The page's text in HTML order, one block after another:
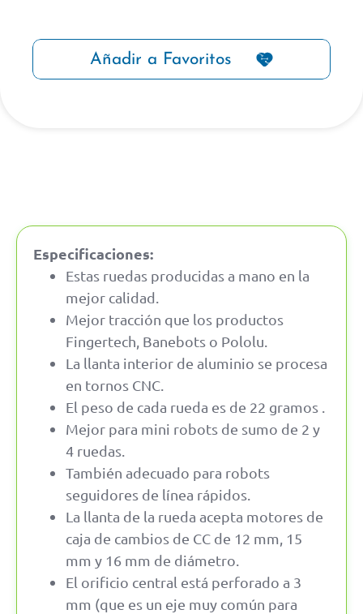
Añadir a Favoritos
Especificaciones:
Estas ruedas producidas a mano en la
mejor calidad.
Mejor tracción que los productos
Fingertech, Banebots o Pololu.
La llanta interior de aluminio se procesa
en tornos CNC.
El peso de cada rueda es de 22 gramos .
Mejor para mini robots de sumo de 2 y
4 ruedas.
También adecuado para robots
seguidores de línea rápidos.
La llanta de la rueda acepta motores de
caja de cambios de CC de 12 mm, 15
mm y 16 mm de diámetro.
El orificio central está perforado a 3
mm (que es un eje muy común para